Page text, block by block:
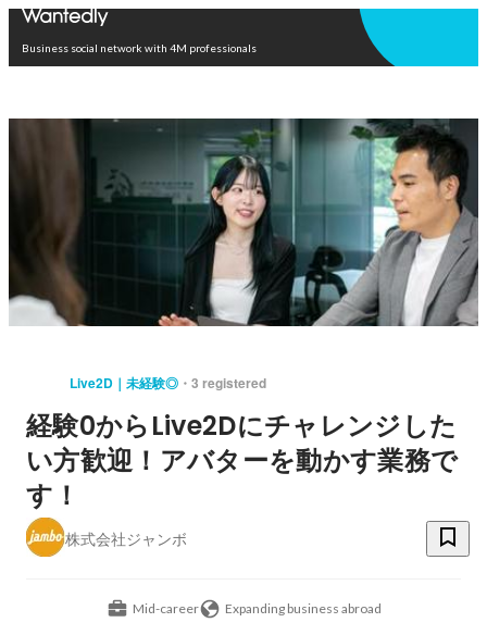
Business social network with 4M professionals
Live2D｜未経験◎ 3 registered
経験0からLive2Dにチャレンジした
い方歓迎！アバターを動かす業務で
す！
株式会社ジャンボ
Mid-career Expanding business abroad